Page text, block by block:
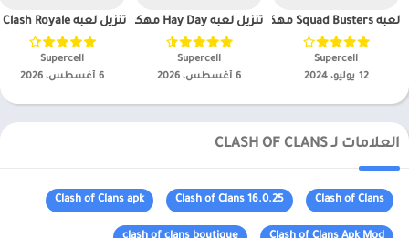
لعبه Squad Busters مهكرة للاندرويد APK 2025
Supercell‏
12 يوليو، 2024
تنزيل لعبه Hay Day مهكرة للاندرويد APK 2025 2025 للأندرويد
Supercell‏
6 أغسطس، 2026
تنزيل لعبه Clash Royale مهكرة للاندرويد APK 2025 2025 للأندرويد
Supercell‏
6 أغسطس، 2026
العلامات لـ CLASH OF CLANS
Clash of Clans
Clash of Clans 16.0.25
Clash of Clans apk